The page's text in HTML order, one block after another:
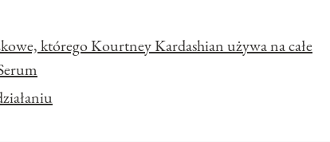
którego Kourtney Kardashian używa na całe